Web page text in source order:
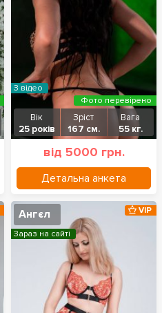
Вік
25 років
Зріст
167 см.
Вага
55 кг.
від 5000 грн.
Детальна анкета
З відео
Фото перевірено
Ангєл VIP
Зараз на сайті